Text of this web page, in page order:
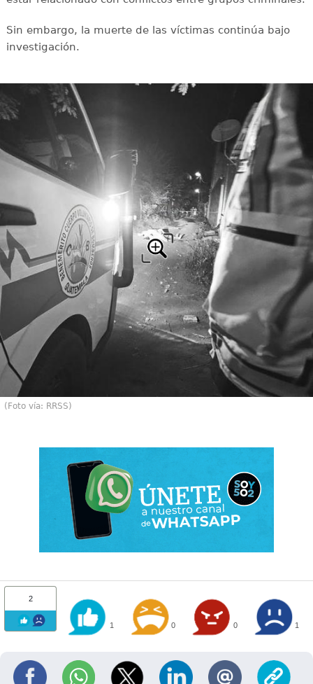
Sin embargo, la muerte de las víctimas continúa bajo
investigación.
(Foto vía: RRSS)
2
1 0 0 1